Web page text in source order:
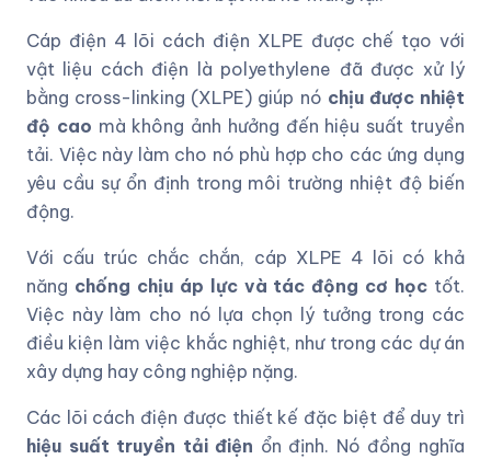
Cáp điện 4 lõi cách điện XLPE được chế tạo với
vật liệu cách điện là polyethylene đã được xử lý
bằng cross-linking (XLPE) giúp nó chịu được nhiệt
độ cao mà không ảnh hưởng đến hiệu suất truyền
tải. Việc này làm cho nó phù hợp cho các ứng dụng
yêu cầu sự ổn định trong môi trường nhiệt độ biến
động.
Với cấu trúc chắc chắn, cáp XLPE 4 lõi có khả
năng chống chịu áp lực và tác động cơ học tốt.
Việc này làm cho nó lựa chọn lý tưởng trong các
điều kiện làm việc khắc nghiệt, như trong các dự án
xây dựng hay công nghiệp nặng.
Các lõi cách điện được thiết kế đặc biệt để duy trì
hiệu suất truyền tải điện ổn định. Nó đồng nghĩa